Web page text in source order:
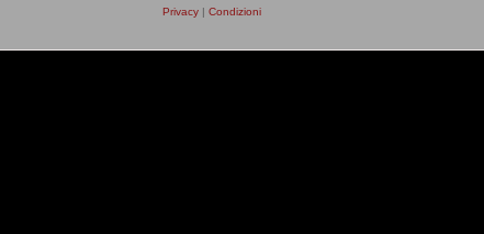
Privacy | Condizioni